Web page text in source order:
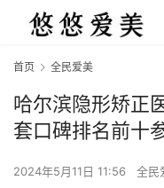
首页 全民爱美
哈尔滨隐形矫正
套口碑排名前十
2024年5月11日 11:56 全民